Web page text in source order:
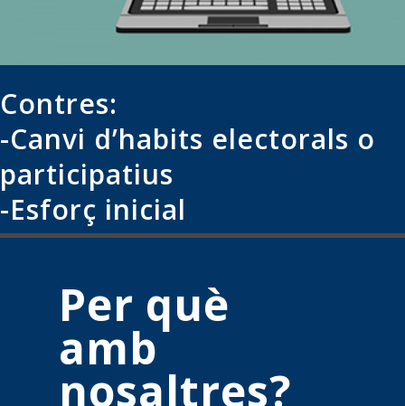
Contres:
-Canvi d’habits electorals o
participatius
-Esforç inicial
Per què
amb
nosaltres?